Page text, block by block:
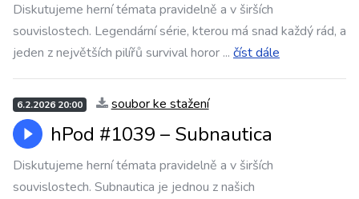
Diskutujeme herní témata pravidelně a v širších
souvislostech. Legendární série, kterou má snad každý rád, a
jeden z největších pilířů survival horor ... číst dále
6.2.2026 20:00 soubor ke stažení
hPod #1039 – ⁠⁠⁠⁠⁠⁠Subnautica
Diskutujeme herní témata pravidelně a v širších
souvislostech. Subnautica je jednou z našich